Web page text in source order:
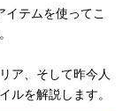
イテムを使ってこ
ア、そして昨今人
ルを解説します。